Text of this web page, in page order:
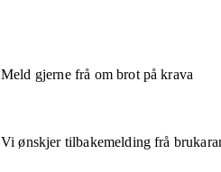
Meld gjerne frå om brot på krava
Vi ønskjer tilbakemelding frå